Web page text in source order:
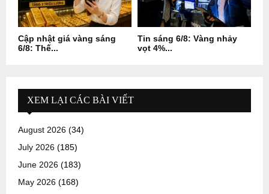
Cập nhật giá vàng sáng
6/8: Thế...
Tin sáng 6/8: Vàng nhảy
vọt 4%...
XEM LẠI CÁC BÀI VIẾT
August 2026 (34)
July 2026 (185)
June 2026 (183)
May 2026 (168)